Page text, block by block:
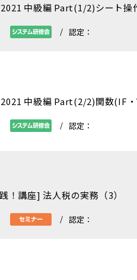
中級編 Part(1/2)シート操
中級編 Part(2/2)関数(IF
講座] 法人税の実務（3）